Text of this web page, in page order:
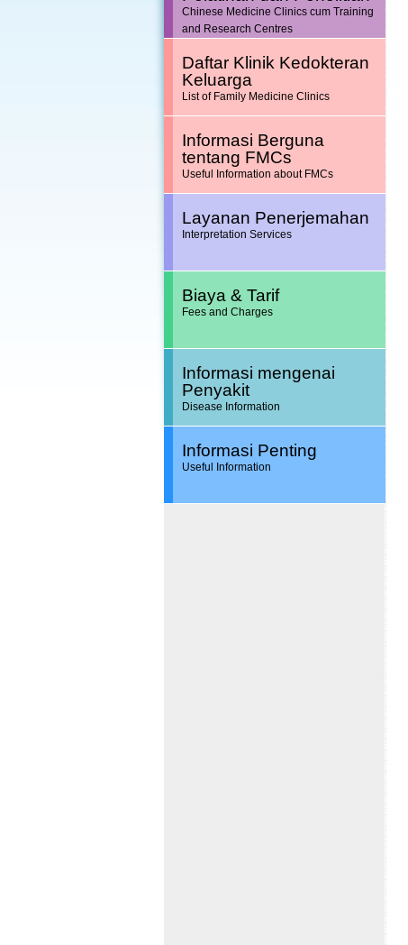
Chinese Medicine Clinics cum Training
and Research Centres
Daftar Klinik Kedokteran
Keluarga
List of Family Medicine Clinics
Informasi Berguna
tentang FMCs
Useful Information about FMCs
Layanan Penerjemahan
Interpretation Services
Biaya & Tarif
Fees and Charges
Informasi mengenai
Penyakit
Disease Information
Informasi Penting
Useful Information